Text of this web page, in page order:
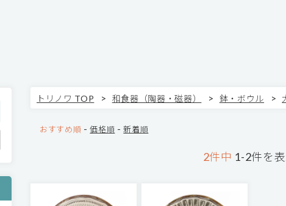
トリノワ TOP > 和食器（陶器・磁器） > 鉢・ボウル >
おすすめ順 -価格順 -新着順
2件中 1-2件を